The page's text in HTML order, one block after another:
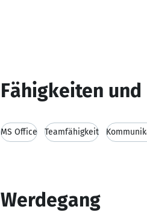
Fähigkeiten
MS Office Teamfähigkeit
Werdegang